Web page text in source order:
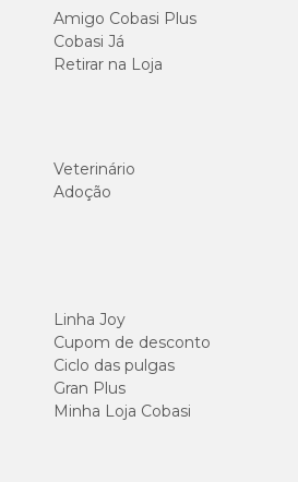
Amigo Cobasi Plus
Cobasi Já
Retirar na Loja
Veterinário
Adoção
Linha Joy
Cupom de desconto
Ciclo das pulgas
Gran Plus
Minha Loja Cobasi